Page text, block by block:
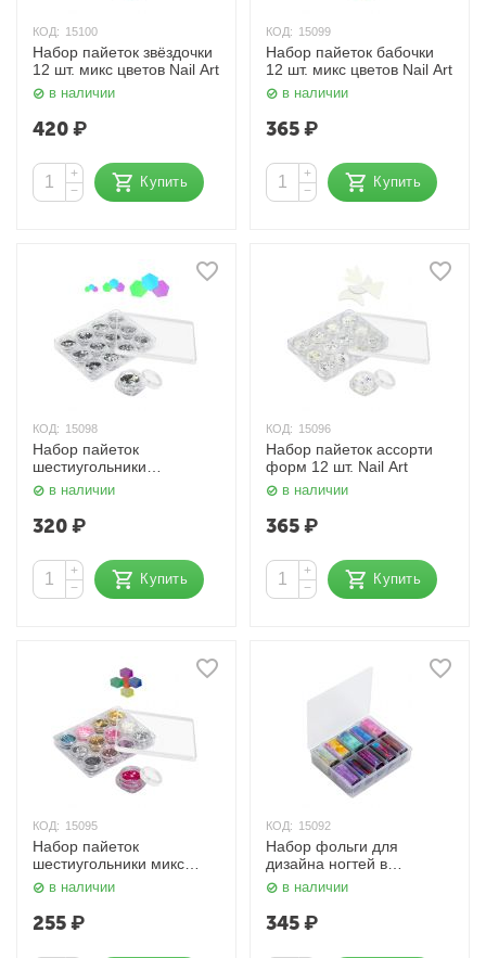
КОД: 15100
Набор пайеток звёздочки
12 шт. микс цветов Nail Art
в наличии
420₽
+
−
Купить
КОД: 15099
Набор пайеток бабочки
12 шт. микс цветов Nail Art
в наличии
365₽
+
−
Купить
КОД: 15098
Набор пайеток
шестиугольники
голограмма 12 шт. Nail Art
в наличии
320₽
+
−
Купить
КОД: 15096
Набор пайеток ассорти
форм 12 шт. Nail Art
в наличии
365₽
+
−
Купить
КОД: 15095
Набор пайеток
шестиугольники микс
цветов 12 шт. Nail Art
в наличии
255₽
КОД: 15092
Набор фольги для
дизайна ногтей в
пластиковом кейсе Nail
Art
в наличии
345₽